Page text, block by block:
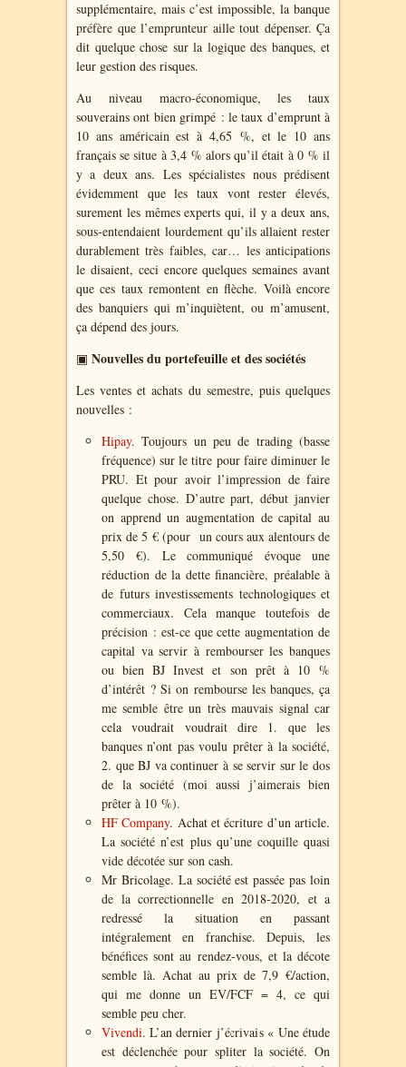
supplémentaire, mais c’est impossible, la banque
préfère que l’emprunteur aille tout dépenser. Ça
dit quelque chose sur la logique des banques, et
leur gestion des risques.
Au niveau macro-économique, les taux
souverains ont bien grimpé : le taux d’emprunt à
10 ans américain est à 4,65 %, et le 10 ans
français se situe à 3,4 % alors qu’il était à 0 % il
y a deux ans. Les spécialistes nous prédisent
évidemment que les taux vont rester élevés,
surement les mêmes experts qui, il y a deux ans,
sous-entendaient lourdement qu’ils allaient rester
durablement très faibles, car… les anticipations
le disaient, ceci encore quelques semaines avant
que ces taux remontent en flèche. Voilà encore
des banquiers qui m’inquiètent, ou m’amusent,
ça dépend des jours.
▣ Nouvelles du portefeuille et des sociétés
Les ventes et achats du semestre, puis quelques
nouvelles :
Hipay. Toujours un peu de trading (basse
fréquence) sur le titre pour faire diminuer le
PRU. Et pour avoir l’impression de faire
quelque chose. D’autre part, début janvier
on apprend un augmentation de capital au
prix de 5 € (pour un cours aux alentours de
5,50 €). Le communiqué évoque une
réduction de la dette financière, préalable à
de futurs investissements technologiques et
commerciaux. Cela manque toutefois de
précision : est-ce que cette augmentation de
capital va servir à rembourser les banques
ou bien BJ Invest et son prêt à 10 %
d’intérêt ? Si on rembourse les banques, ça
me semble être un trèsmauvais signal car
cela voudrait voudrait dire 1. que les
banques n’ont pas voulu prêter à la société,
2. que BJ va continuer à se servir sur le dos
de la société (moi aussi j’aimerais bien
prêter à 10 %).
HF Company. Achat et écriture d’un article.
La société n’est plus qu’une coquille quasi
vide décotée sur son cash.
Mr Bricolage. La société est passée pas loin
de la correctionnelle en 2018-2020, et a
redressé la situation en passant
intégralement en franchise. Depuis, les
bénéfices sont au rendez-vous, et la décote
semble là. Achat au prix de 7,9 €/action,
qui me donne un EV/FCF = 4, ce qui
semble peu cher.
Vivendi. L’an dernier j’écrivais « Une étude
est déclenchée pour spliter la société. On